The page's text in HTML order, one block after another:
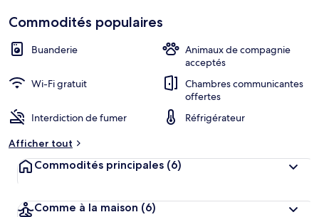
Commodités populaires
Buanderie
Animaux de compagnie
acceptés
Wi-Fi gratuit
Chambres communicantes
offertes
Interdiction de fumer
Réfrigérateur
Afficher tout
Commodités principales (6)
Comme à la maison (6)